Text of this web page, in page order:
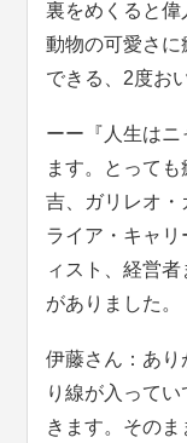
裏をめくると偉
動物の可愛さ
できる、2度お
ーー『人生はニ
ます。とって
吉、ガリレオ
ライア・キャ
ィスト、経営
がありました。
伊藤さん：あり
り線が入って
きます。その